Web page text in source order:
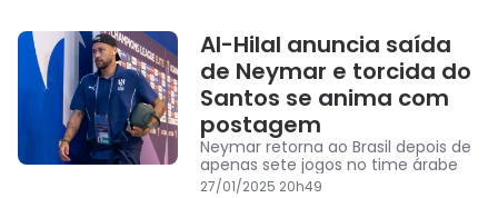
Al-Hilal anuncia saída
de Neymar e torcida do
Santos se anima com
postagem
Neymar retorna ao Brasil depois de
apenas sete jogos no time árabe
27/01/2025 20h49